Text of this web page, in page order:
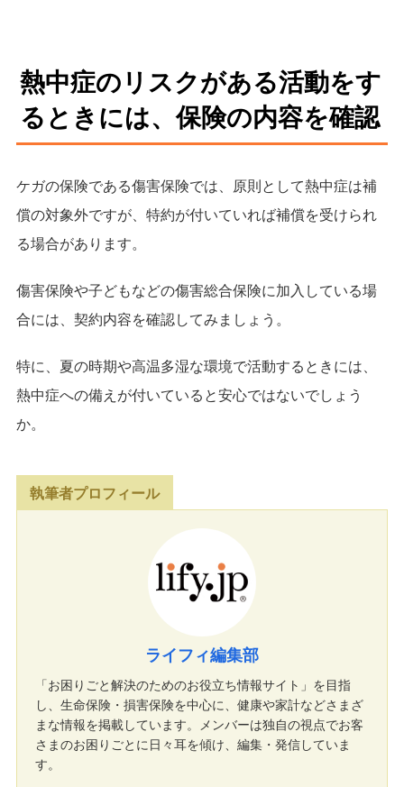
熱中症のリスクがある活動をす
るときには、保険の内容を確認
ケガの保険である傷害保険では、原則として熱中症は補
償の対象外ですが、特約が付いていれば補償を受けられ
る場合があります。
傷害保険や子どもなどの傷害総合保険に加入している場
合には、契約内容を確認してみましょう。
特に、夏の時期や高温多湿な環境で活動するときには、
熱中症への備えが付いていると安心ではないでしょう
か。
執筆者プロフィール
ライフィ編集部
「お困りごと解決のためのお役立ち情報サイト」を目指
し、生命保険・損害保険を中心に、健康や家計などさまざ
まな情報を掲載しています。メンバーは独自の視点でお客
さまのお困りごとに日々耳を傾け、編集・発信していま
す。